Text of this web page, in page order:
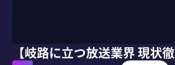
【岐路に立つ放送業界 現状